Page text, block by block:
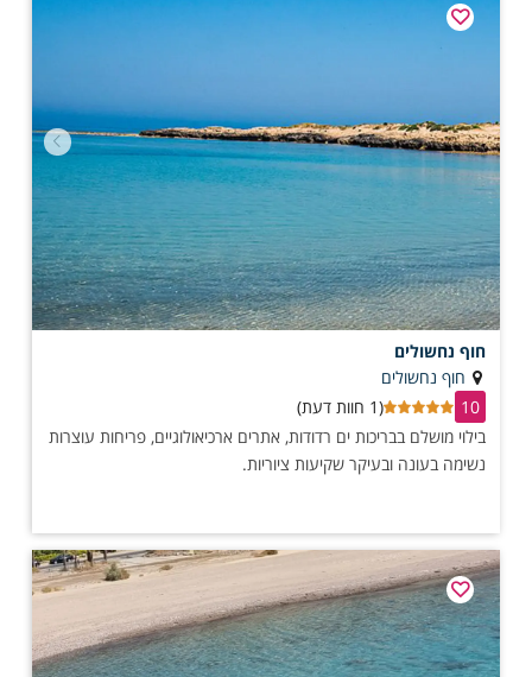
חוף נחשולים
חוף נחשולים
10
(1 חוות דעת)
בילוי מושלם בבריכות ים רדודות, אתרים ארכיאולוגיים, פריחות עוצרות
נשימה בעונה ובעיקר שקיעות ציוריות.